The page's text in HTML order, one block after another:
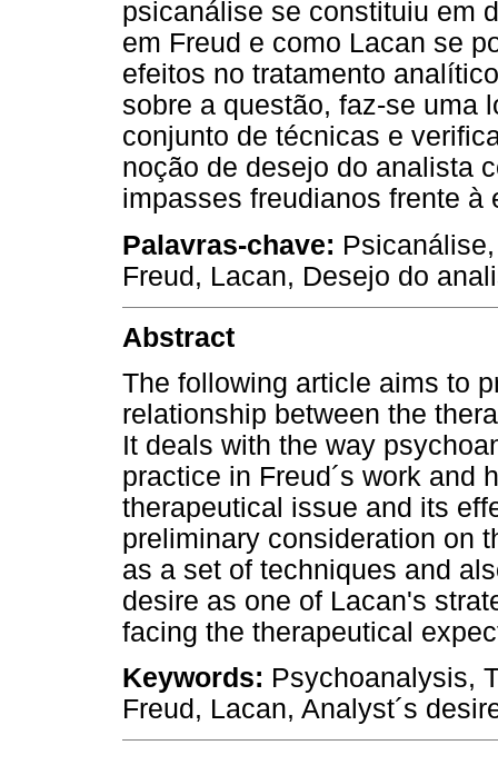
psicanálise se constituiu em
em Freud e como Lacan se
efeitos no tratamento
sobre a questão, faz-se uma
conjunto de técnicas e
noção de desejo do analista
impasses freudianos frente à
Palavras-chave:
Freud, Lacan, Desejo do
Abstract
The following article aims to
relationship between the
It deals with the way
practice in Freud´s work and
therapeutical issue and its
preliminary consideration on
as a set of techniques and
desire as one of Lacan's
facing the therapeutical
Keywords: Psychoanalysis,
Freud, Lacan, Analyst´s